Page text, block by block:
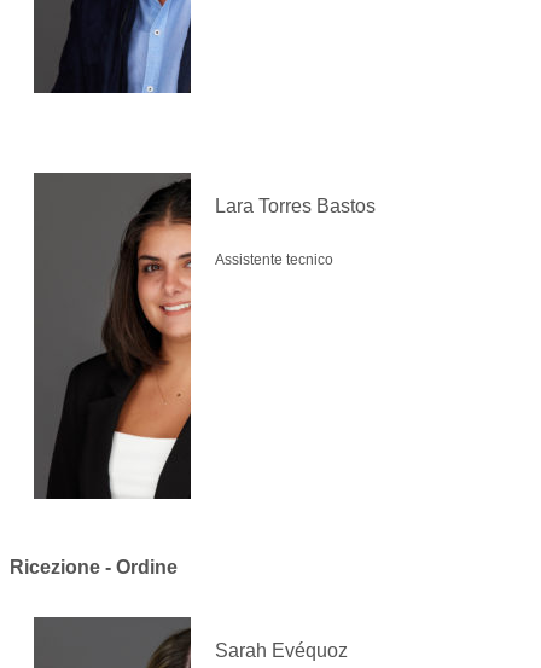
Lara Torres Bastos
Assistente tecnico
Ricezione - Ordine
Sarah Evéquoz